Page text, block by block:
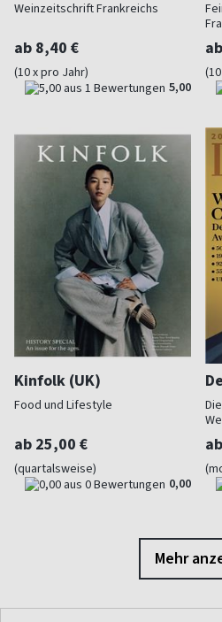
Weinzeitschrift Frankreichs
ab 8,40 €
(10 x pro Jahr)
5,00
Kinfolk (UK)
Food und Lifestyle
ab 25,00 €
(quartalsweise)
0,00
Mehr